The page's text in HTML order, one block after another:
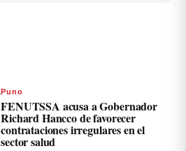
Puno
FENUTSSA acusa a Gobernador
Richard Hancco de favorecer
contrataciones irregulares en el
sector salud